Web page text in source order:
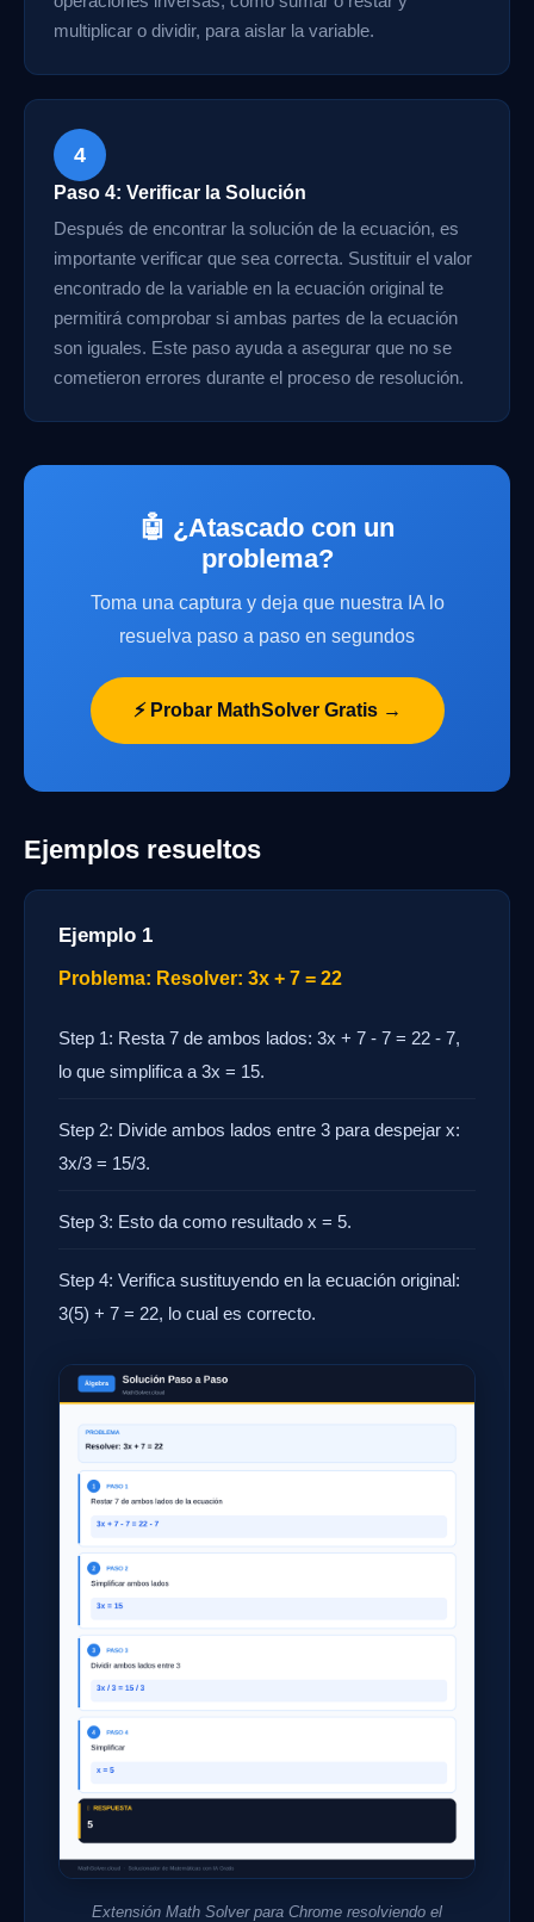
multiplicar o dividir, para aislar la variable.
4
Paso 4: Verificar la Solución
Después de encontrar la solución de la ecuación, es
importante verificar que sea correcta. Sustituir el valor
encontrado de la variable en la ecuación original te
permitirá comprobar si ambas partes de la ecuación
son iguales. Este paso ayuda a asegurar que no se
cometieron errores durante el proceso de resolución.
🤖 ¿Atascado con un
problema?
Toma una captura y deja que nuestra IA lo
resuelva paso a paso en segundos
⚡ Probar MathSolver Gratis →
Ejemplos resueltos
Ejemplo 1
Problema: Resolver: 3x + 7 = 22
Step 1: Resta 7 de ambos lados: 3x + 7 - 7 = 22 - 7,
lo que simplifica a 3x = 15.
Step 2: Divide ambos lados entre 3 para despejar x:
3x/3 = 15/3.
Step 3: Esto da como resultado x = 5.
Step 4: Verifica sustituyendo en la ecuación original:
3(5) + 7 = 22, lo cual es correcto.
Extensión Math Solver para Chrome resolviendo el